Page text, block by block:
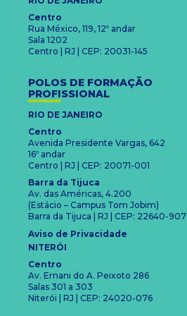
Centro
Rua México, 119, 12º andar
Sala 1202
Centro | RJ | CEP: 20031-145
POLOS DE FORMAÇÃO
PROFISSIONAL
RIO DE JANEIRO
Centro
Avenida Presidente Vargas, 642
16º andar
Centro | RJ | CEP: 20071-001
Barra da Tijuca
Av. das Américas, 4.200
(Estácio – Campus Tom Jobim)
Barra da Tijuca | RJ | CEP: 22640-907
Aviso de Privacidade
NITERÓI
Centro
Av. Ernani do A. Peixoto 286
Salas 301 a 303
Niterói | RJ | CEP: 24020-076